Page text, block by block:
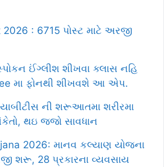
2026 : 6715 પોસ્ટ માટે અરજી
ઈંગ્લીશ શીખવા ક્લાસ નહિ
મા ફોનથી શીખવશે આ એપ.
ની શરૂઆતમા શરીરમા
થઇ જજો સાવધાન
2026: માનવ કલ્યાણ યોજના
શરૂ, 28 પ્રકારના વ્યવસાય